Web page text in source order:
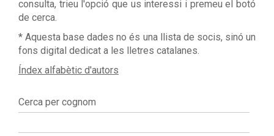
consulta, trieu l'opció que us interessi i premeu el botó
de cerca.
* Aquesta base dades no és una llista de socis, sinó un
fons digital dedicat a les lletres catalanes.
Índex alfabètic d'autors
Cerca per cognom